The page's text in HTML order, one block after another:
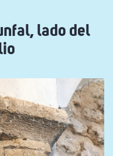
lado del